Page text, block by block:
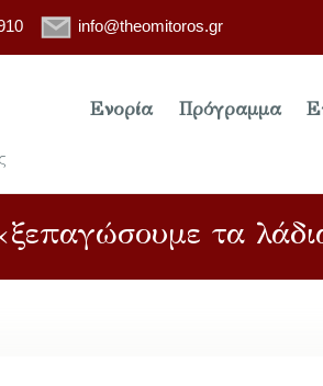
info@theomitoros.gr
Ενορία Πρόγραμμα
τα